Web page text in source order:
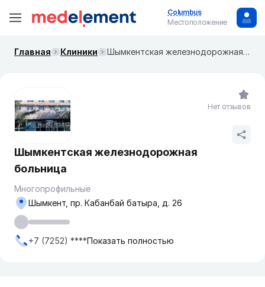
Columbus
Местоположение
Главная Клиники Шымкентская железнодорожная больница
Шымкентская железнодорожная
больница
Многопрофильные
Шымкент, пр. Кабанбай батыра, д. 26
+7 (7252) ****Показать полностью
Нет отзывов